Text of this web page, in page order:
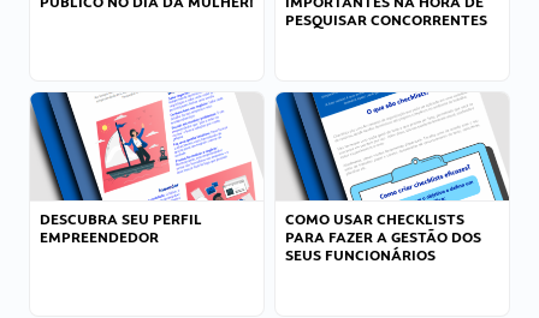
PESQUISAR CONCORRENTES
DESCUBRA SEU PERFIL
EMPREENDEDOR
COMO USAR CHECKLISTS
PARA FAZER A GESTÃO DOS
SEUS FUNCIONÁRIOS